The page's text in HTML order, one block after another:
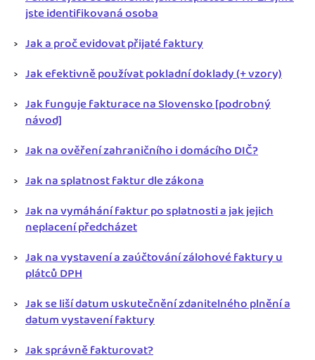
jste identifikovaná osoba
Jak a proč evidovat přijaté faktury
Jak efektivně používat pokladní doklady (+ vzory)
Jak funguje fakturace na Slovensko [podrobný
návod]
Jak na ověření zahraničního i domácího DIČ?
Jak na splatnost faktur dle zákona
Jak na vymáhání faktur po splatnosti a jak jejich
neplacení předcházet
Jak na vystavení a zaúčtování zálohové faktury u
plátců DPH
Jak se liší datum uskutečnění zdanitelného plnění a
datum vystavení faktury
Jak správně fakturovat?